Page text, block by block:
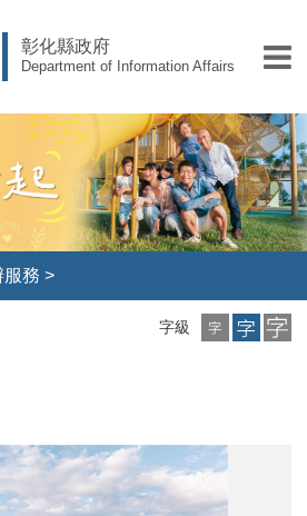
彰化縣政府
Department of Information Affairs
服務 >
字級
小
字
中
字
大
字